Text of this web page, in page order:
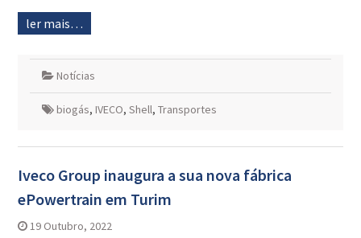
ler mais…
Notícias
biogás, IVECO, Shell, Transportes
Iveco Group inaugura a sua nova fábrica
ePowertrain em Turim
19 Outubro, 2022